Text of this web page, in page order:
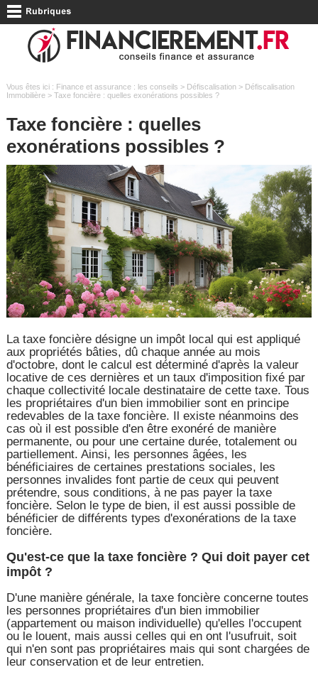
Vous êtes ici : Finance et assurance : les conseils > Défiscalisation> Défiscalisation
Immobilière> Taxe foncière : quelles exonérations possibles ?
Taxe foncière : quelles
exonérations possibles ?
La taxe foncière désigne un impôt local qui est appliqué
aux propriétés bâties, dû chaque année au mois
d'octobre, dont le calcul est déterminé d'après la valeur
locative de ces dernières et un taux d'imposition fixé par
chaque collectivité locale destinataire de cette taxe. Tous
les propriétaires d'un bien immobilier sont en principe
redevables de la taxe foncière. Il existe néanmoins des
cas où il est possible d'en être exonéré de manière
permanente, ou pour une certaine durée, totalement ou
partiellement. Ainsi, les personnes âgées, les
bénéficiaires de certaines prestations sociales, les
personnes invalides font partie de ceux qui peuvent
prétendre, sous conditions, à ne pas payer la taxe
foncière. Selon le type de bien, il est aussi possible de
bénéficier de différents types d'exonérations de la taxe
foncière.
Qu'est-ce que la taxe foncière ? Qui doit payer cet
impôt ?
D'une manière générale, la taxe foncière concerne toutes
les personnes propriétaires d'un bien immobilier
(appartement ou maison individuelle) qu'elles l'occupent
ou le louent, mais aussi celles qui en ont l'usufruit, soit
qui n'en sont pas propriétaires mais qui sont chargées de
leur conservation et de leur entretien.